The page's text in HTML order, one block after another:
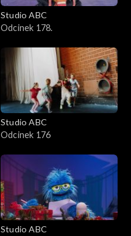
Studio ABC
Odcinek 178.
Studio ABC
Odcinek 176
Studio ABC